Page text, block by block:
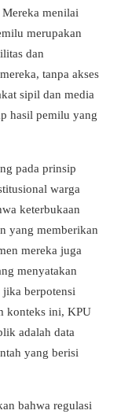
Mereka menilai
merupakan
dan
tanpa akses
sipil dan media
hasil pemilu yang
pada prinsip
warga
keterbukaan
yang memberikan
mereka juga
menyatakan
berpotensi
konteks ini, KPU
adalah data
yang berisi
bahwa regulasi